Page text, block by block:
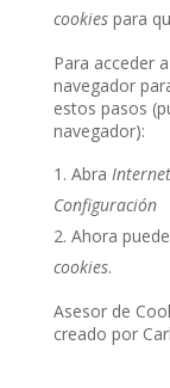
cookiespara
Para acceder
navegador
estos pasos
navegador):
Abra
Configuración
Ahora
cookies.
Asesor de
creado por